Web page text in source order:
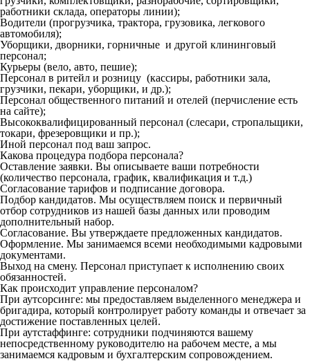
работники склада, операторы линии);
Водители (прогрузчика, трактора, грузовика, легкового
автомобиля);
Уборщики, дворники, горничные и другой клининговый
персонал;
Курьеры (вело, авто, пешие);
Персонал в ритейл и розницу (кассиры, работники зала,
грузчики, пекари, уборщики, и др.);
Персонал общественного питаний и отелей (перчисление есть
на сайте);
Высококвалифицированный персонал (слесари, стропальщики,
токари, фрезеровщики и пр.);
Иной персонал под ваш запрос.
Какова процедура подбора персонала?
Оставление заявки. Вы описываете ваши потребности
(количество персонала, график, квалификация и т.д.)
Согласование тарифов и подписание договора.
Подбор кандидатов. Мы осуществляем поиск и первичный
отбор сотрудников из нашей базы данных или проводим
дополнительный набор.
Согласование. Вы утверждаете предложенных кандидатов.
Оформление. Мы занимаемся всеми необходимыми кадровыми
документами.
Выход на смену. Персонал приступает к исполнению своих
обязанностей.
Как происходит управление персоналом?
При аутсорсинге: мы предоставляем выделенного менеджера и
бригадира, который контролирует работу команды и отвечает за
достижение поставленных целей.
При аутстаффинге: сотрудники подчиняются вашему
непосредственному руководителю на рабочем месте, а мы
занимаемся кадровым и бухгалтерским сопровождением.